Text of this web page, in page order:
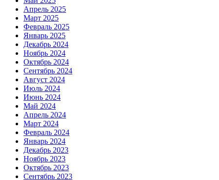
Апрель 2025
Март 2025
Февраль 2025
Январь 2025
Декабрь 2024
Ноябрь 2024
Октябрь 2024
Сентябрь 2024
Август 2024
Июль 2024
Июнь 2024
Май 2024
Апрель 2024
Март 2024
Февраль 2024
Январь 2024
Декабрь 2023
Ноябрь 2023
Октябрь 2023
Сентябрь 2023